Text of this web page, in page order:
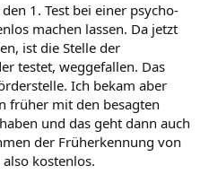
1. Test bei einer psycho-
machen lassen. Da jetzt
ist die Stelle der
testet, weggefallen. Das
Ich bekam aber
früher mit den besagten
und das geht dann auch
der Früherkennung von
kostenlos.